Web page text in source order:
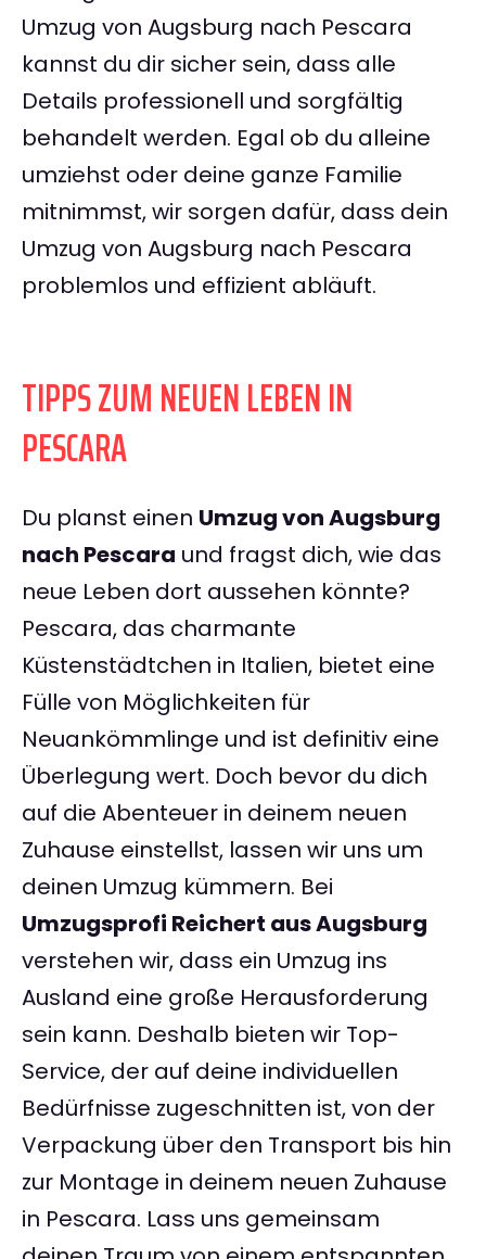
Umzug von Augsburg nach Pescara
kannst du dir sicher sein, dass alle
Details professionell und sorgfältig
behandelt werden. Egal ob du alleine
umziehst oder deine ganze Familie
mitnimmst, wir sorgen dafür, dass dein
Umzug von Augsburg nach Pescara
problemlos und effizient abläuft.
TIPPS ZUM NEUEN LEBEN IN
PESCARA
Du planst einen Umzug von Augsburg
nach Pescara und fragst dich, wie das
neue Leben dort aussehen könnte?
Pescara, das charmante
Küstenstädtchen in Italien, bietet eine
Fülle von Möglichkeiten für
Neuankömmlinge und ist definitiv eine
Überlegung wert. Doch bevor du dich
auf die Abenteuer in deinem neuen
Zuhause einstellst, lassen wir uns um
deinen Umzug kümmern. Bei
Umzugsprofi Reichert aus Augsburg
verstehen wir, dass ein Umzug ins
Ausland eine große Herausforderung
sein kann. Deshalb bieten wir Top-
Service, der auf deine individuellen
Bedürfnisse zugeschnitten ist, von der
Verpackung über den Transport bis hin
zur Montage in deinem neuen Zuhause
in Pescara. Lass uns gemeinsam